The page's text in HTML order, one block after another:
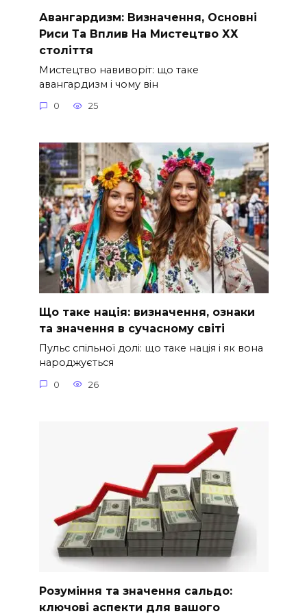
Авангардизм: Визначення, Основні
Риси Та Вплив На Мистецтво ХХ
століття
Мистецтво навиворіт: що таке
авангардизм і чому він
0 25
Що таке нація: визначення, ознаки
та значення в сучасному світі
Пульс спільної долі: що таке нація і як вона
народжується
0 26
Розуміння та значення сальдо:
ключові аспекти для вашого